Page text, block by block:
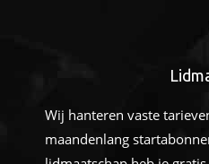
Wij hanteren vaste
maandenlang